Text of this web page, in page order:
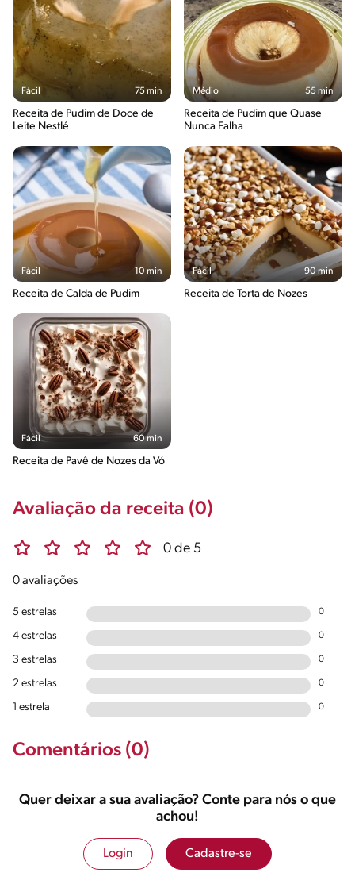
Fácil 75 min
Receita de Pudim de Doce de
Leite Nestlé
Médio 55 min
Receita de Pudim que Quase
Nunca Falha
Fácil 10 min
Receita de Calda de Pudim
Fácil 90 min
Receita de Torta de Nozes
Fácil 60 min
Receita de Pavê de Nozes da Vó
Avaliação da receita (0)
0 de 5
0 avaliações
5 estrelas 0
4 estrelas 0
3 estrelas 0
2 estrelas 0
1 estrela 0
Comentários (0)
Quer deixar a sua avaliação? Conte para nós o que
achou!
Login Cadastre-se